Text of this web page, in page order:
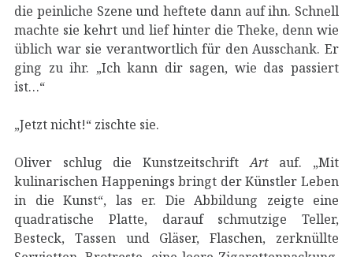
die peinliche Szene und heftete dann auf ihn. Schnell
machte sie kehrt und lief hinter die Theke, denn wie
üblich war sie verantwortlich für den Ausschank. Er
ging zu ihr. „Ich kann dir sagen, wie das passiert
ist…“
„Jetzt nicht!“ zischte sie.
Oliver schlug die KunstzeitschriftArtauf. „Mit
kulinarischen Happenings bringt der Künstler Leben
in die Kunst“, las er. Die Abbildung zeigte eine
quadratische Platte, darauf schmutzige Teller,
Besteck, Tassen und Gläser, Flaschen, zerknüllte